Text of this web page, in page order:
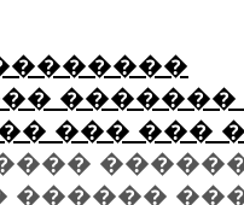
�������
�� ��� ���
������